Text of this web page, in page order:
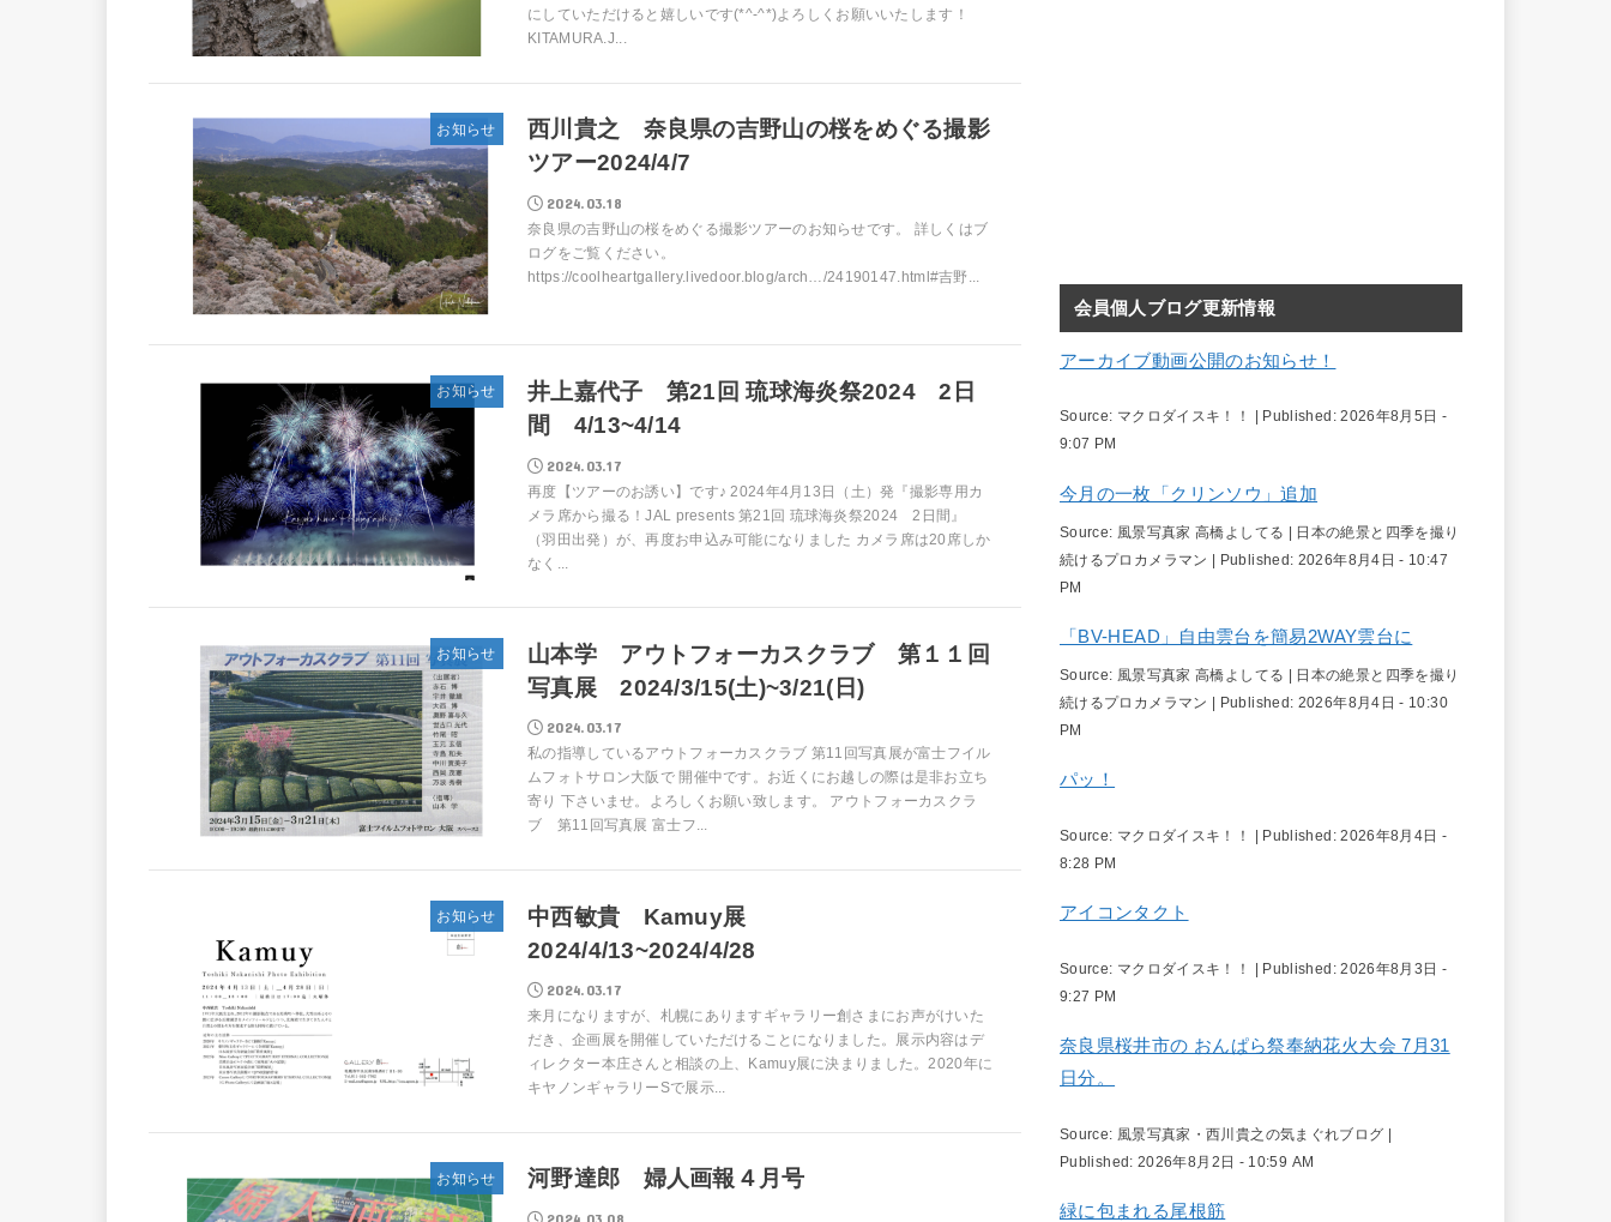
にしていただけると嬉しいです(*^-^*)よろしくお願いいたします！
KITAMURA.J...
お知らせ
西川貴之 奈良県の吉野山の桜をめぐる撮影
ツアー2024/4/7
2024.03.18
奈良県の吉野山の桜をめぐる撮影ツアーのお知らせです。 詳しくはブ
ログをご覧ください。
https://coolheartgallery.livedoor.blog/arch…/24190147.html#吉野...
お知らせ
井上嘉代子 第21回 琉球海炎祭2024 2日
間 4/13~4/14
2024.03.17
再度【ツアーのお誘い】です♪ 2024年4月13日（土）発『撮影専用カ
メラ席から撮る！JAL presents 第21回 琉球海炎祭2024 2日間』
（羽田出発）が、再度お申込み可能になりました カメラ席は20席しか
なく...
お知らせ
山本学 アウトフォーカスクラブ 第１１回
写真展 2024/3/15(土)~3/21(日)
2024.03.17
私の指導しているアウトフォーカスクラブ 第11回写真展が富士フイル
ムフォトサロン大阪で 開催中です。お近くにお越しの際は是非お立ち
寄り 下さいませ。よろしくお願い致します。 アウトフォーカスクラ
ブ 第11回写真展 富士フ...
お知らせ
中西敏貴 Kamuy展
2024/4/13~2024/4/28
2024.03.17
来月になりますが、札幌にありますギャラリー創さまにお声がけいた
だき、企画展を開催していただけることになりました。展示内容はデ
ィレクター本庄さんと相談の上、Kamuy展に決まりました。2020年に
キヤノンギャラリーSで展示...
お知らせ 河野達郎 婦人画報４月号
2024.03.08
会員個人ブログ更新情報
アーカイブ動画公開のお知らせ！
Source: マクロダイスキ！！ Published:2026年8月5日 -
9:07 PM
今月の一枚「クリンソウ」追加
Source: 風景写真家 高橋よしてる | 日本の絶景と四季を撮り
続けるプロカメラマン | Published: 2026年8月4日 - 10:47
PM
「BV-HEAD」自由雲台を簡易2WAY雲台に
Source: 風景写真家 高橋よしてる | 日本の絶景と四季を撮り
続けるプロカメラマン
Published: 2026年8月4日 - 10:30
PM
パッ！
Source: マクロダイスキ！！ Published:2026年8月4日 -
8:28 PM
アイコンタクト
Source: マクロダイスキ！！ Published:2026年8月3日 -
9:27 PM
奈良県桜井市の おんぱら祭奉納花火大会 7月31
日分。
Source: 風景写真家・西川貴之の気まぐれブログ
Published: 2026年8月2日 - 10:59 AM
緑に包まれる尾根筋